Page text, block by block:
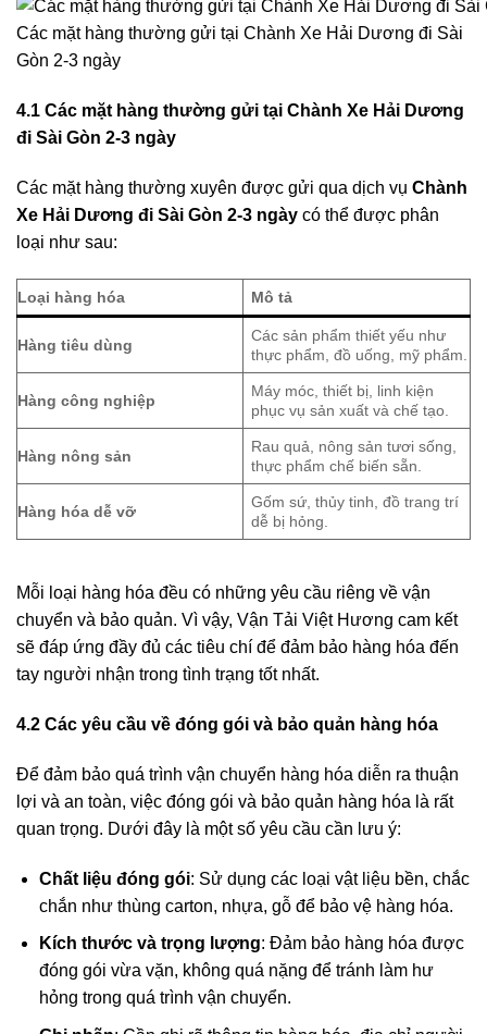
Các mặt hàng thường gửi tại Chành Xe Hải Dương đi Sài
Gòn 2-3 ngày
4.1 Các mặt hàng thường gửi tại Chành Xe Hải Dương
đi Sài Gòn 2-3 ngày
Các mặt hàng thường xuyên được gửi qua dịch vụ Chành
Xe Hải Dương đi Sài Gòn 2-3 ngày có thể được phân
loại như sau:
Loại hàng hóa Mô tả
Hàng tiêu dùng
Các sản phẩm thiết yếu như
thực phẩm, đồ uống, mỹ phẩm.
Hàng công nghiệp
Máy móc, thiết bị, linh kiện
phục vụ sản xuất và chế tạo.
Hàng nông sản
Rau quả, nông sản tươi sống,
thực phẩm chế biến sẵn.
Hàng hóa dễ vỡ
Gốm sứ, thủy tinh, đồ trang trí
dễ bị hỏng.
Mỗi loại hàng hóa đều có những yêu cầu riêng về vận
chuyển và bảo quản. Vì vậy, Vận Tải Việt Hương cam kết
sẽ đáp ứng đầy đủ các tiêu chí để đảm bảo hàng hóa đến
tay người nhận trong tình trạng tốt nhất.
4.2 Các yêu cầu về đóng gói và bảo quản hàng hóa
Để đảm bảo quá trình vận chuyển hàng hóa diễn ra thuận
lợi và an toàn, việc đóng gói và bảo quản hàng hóa là rất
quan trọng. Dưới đây là một số yêu cầu cần lưu ý:
Chất liệu đóng gói: Sử dụng các loại vật liệu bền, chắc
chắn như thùng carton, nhựa, gỗ để bảo vệ hàng hóa.
Kích thước và trọng lượng: Đảm bảo hàng hóa được
đóng gói vừa vặn, không quá nặng để tránh làm hư
hỏng trong quá trình vận chuyển.